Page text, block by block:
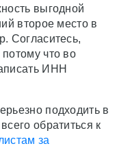
выгодной
второе место в
Согласитесь,
что во
ИНН
подходить в
обратиться к
за